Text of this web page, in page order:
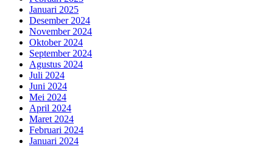
Januari 2025
Desember 2024
November 2024
Oktober 2024
September 2024
Agustus 2024
Juli 2024
Juni 2024
Mei 2024
April 2024
Maret 2024
Februari 2024
Januari 2024